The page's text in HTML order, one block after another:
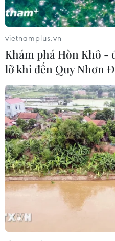
vietnamplus.vn
Khám phá Hòn Khô -
lỡ khi đến Quy Nhơn